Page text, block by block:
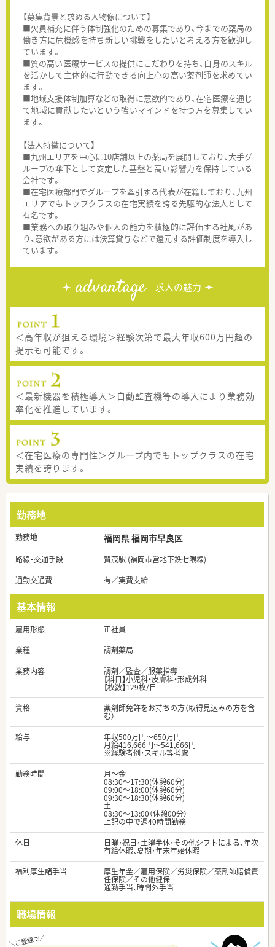
【募集背景と求める人物像について】
■欠員補充に伴う体制強化のための募集であり、今までの薬局の
働き方に危機感を持ち新しい挑戦をしたいと考える方を歓迎し
ています。
■質の高い医療サービスの提供にこだわりを持ち、自身のスキル
を活かして主体的に行動できる向上心の高い薬剤師を求めてい
ます。
■地域支援体制加算などの取得に意欲的であり、在宅医療を通じ
て地域に貢献したいという強いマインドを持つ方を募集してい
ます。
【法人特徴について】
■九州エリアを中心に10店舗以上の薬局を展開しており、大手グ
ループの傘下として安定した基盤と高い影響力を保持している
会社です。
■在宅医療部門でグループを牽引する代表が在籍しており、九州
エリアでもトップクラスの在宅実績を誇る先駆的な法人として
有名です。
■業務への取り組みや個人の能力を積極的に評価する社風があ
り、意欲がある方には決算賞与などで還元する評価制度を導入し
ています。
advantage 求人の魅力
＜高年収が狙える環境＞経験次第で最大年収600万円超の
提示も可能です。
＜最新機器を積極導入＞自動監査機等の導入により業務効
率化を推進しています。
＜在宅医療の専門性＞グループ内でもトップクラスの在宅
実績を誇ります。
勤務地
勤務地 福岡県 福岡市早良区
路線・交通手段
賀茂駅 (福岡市営地下鉄七隈線)
通勤交通費
有／実費支給
基本情報
雇用形態
正社員
業種
調剤薬局
業務内容
調剤／監査／服薬指導
【科目】小児科・皮膚科・形成外科
【枚数】129枚/日
資格
薬剤師免許をお持ちの方（取得見込みの方を含
む）
給与
年収500万円～650万円
月給416,666円～541,666円
※経験者例・スキル等考慮
勤務時間
月～金
08:30～17:30(休憩60分)
09:00～18:00(休憩60分)
09:30～18:30(休憩60分)
土
08:30～13:00（休憩00分）
上記の中で週40時間勤務
休日
日曜・祝日・土曜半休・その他シフトによる、年次
有給休暇、夏期・年末年始休暇
福利厚生諸手当
厚生年金／雇用保険／労災保険／薬剤師賠償責
任保険／その他健保
通勤手当、時間外手当
職場情報